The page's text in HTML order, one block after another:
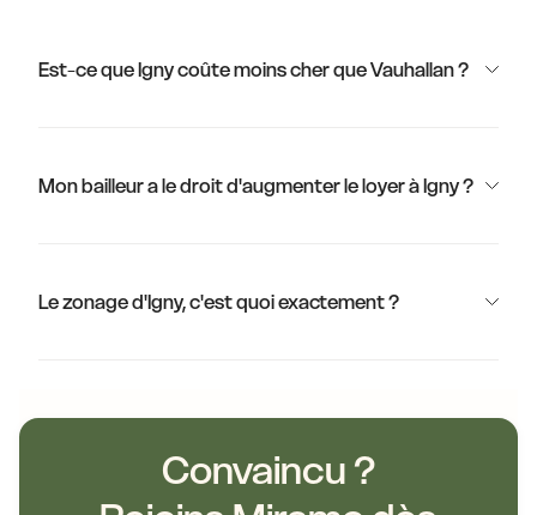
Est-ce que Igny coûte moins cher que Vauhallan ?
Mon bailleur a le droit d'augmenter le loyer à Igny ?
Le zonage d'Igny, c'est quoi exactement ?
Convaincu ?